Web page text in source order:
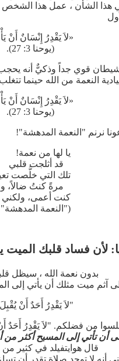
هذا الشأن ، عمل هذا الشخص
«لاَ يَقْدِرُ إِنْسَانٌ
(يوحنا 3: 27).
النعمة من الله حينما
«لاَ يَقْدِرُ إِنْسَانٌ
(يوحنا 3: 27).
نرنم "النعمة المدهشة"!
يا لها من نعمة!
قد أثلجت قلبي
تلك التي خلَّصت
مرةً كنتُ ضالاً،
كنت أعمى، ولكني
("النعمة المدهشة"
لأن فساد قلبك
بدون نعمة الله ، سيظل
آثم ميت مثلك أن يأتي إلى المسيح بإرادته.
"لاَ يَقْدِرُ أَحَدٌ أَنْ يُقْبِلَ
من فضلكم. "لاَ يَقْدِرُ أَحَدٌ
أن تأتي إلى المسيح أكثر
قال هوايتفيلد في كثير
أنه لا توجد صلاة تقدر أن